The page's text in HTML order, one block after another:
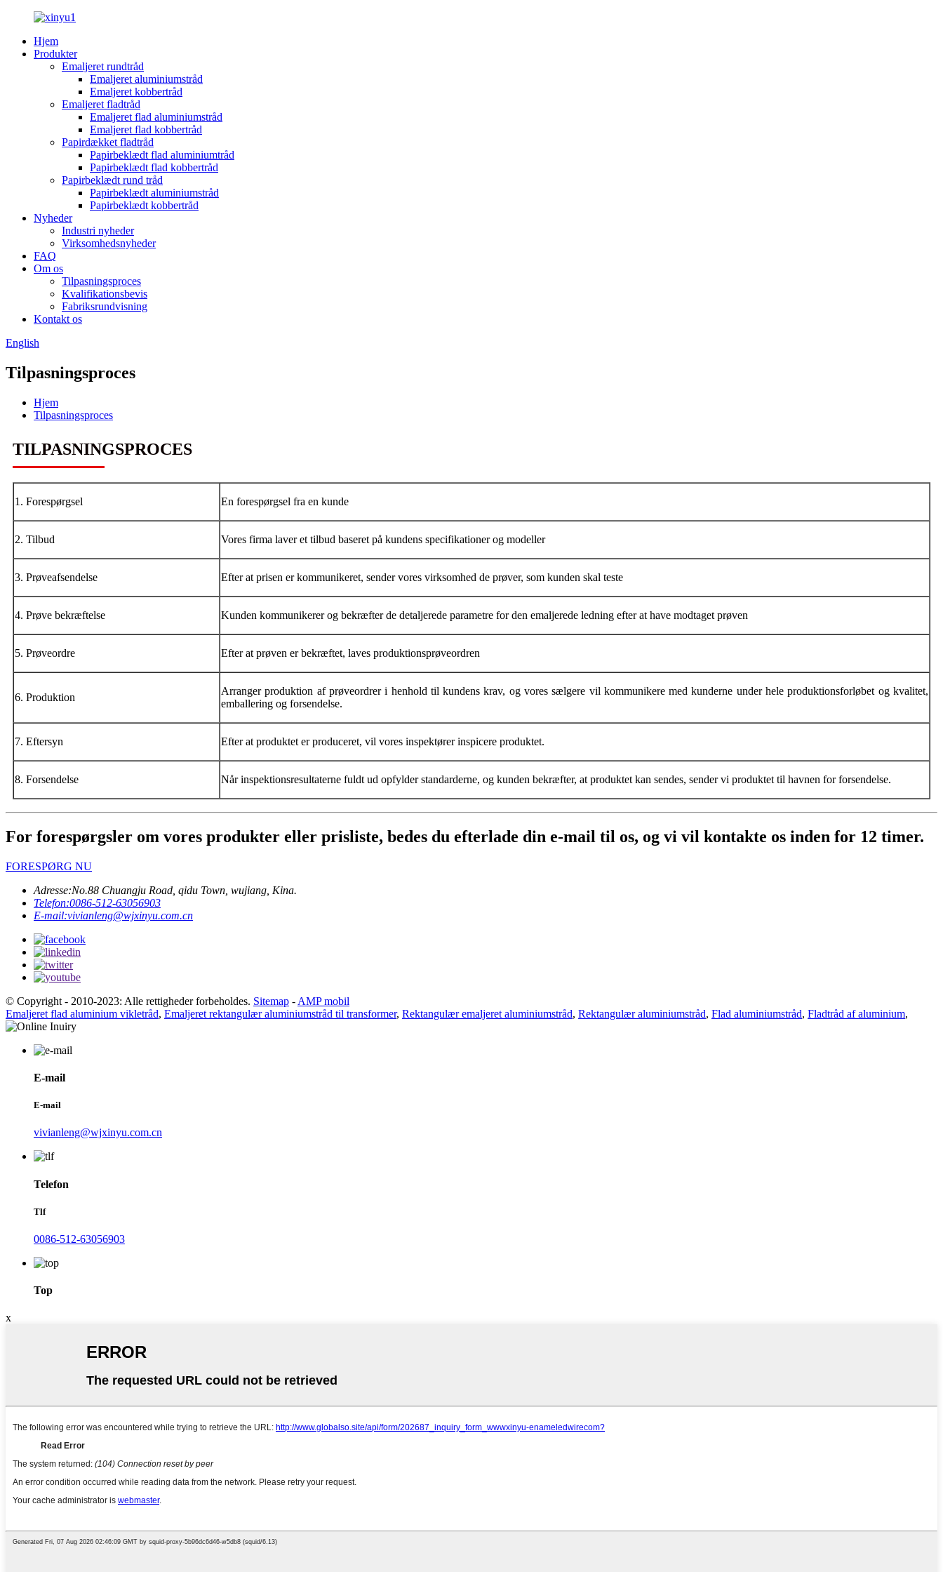
Hjem
Produkter
Emaljeret rundtråd
Emaljeret aluminiumstråd
Emaljeret kobbertråd
Emaljeret fladtråd
Emaljeret flad aluminiumstråd
Emaljeret flad kobbertråd
Papirdækket fladtråd
Papirbeklædt flad aluminiumtråd
Papirbeklædt flad kobbertråd
Papirbeklædt rund tråd
Papirbeklædt aluminiumstråd
Papirbeklædt kobbertråd
Nyheder
Industri nyheder
Virksomhedsnyheder
FAQ
Om os
Tilpasningsproces
Kvalifikationsbevis
Fabriksrundvisning
Kontakt os
English
Tilpasningsproces
Hjem
Tilpasningsproces
TILPASNINGSPROCES
1. Forespørgsel En forespørgsel fra en kunde
2. Tilbud Vores firma laver et tilbud baseret på kundens specifikationer og modeller
3. Prøveafsendelse Efter at prisen er kommunikeret, sender vores virksomhed de prøver, som kunden skal teste
4. Prøve bekræftelse Kunden kommunikerer og bekræfter de detaljerede parametre for den emaljerede ledning efter at have modtaget prøven
5. Prøveordre Efter at prøven er bekræftet, laves produktionsprøveordren
6. Produktion
Arranger produktion af prøveordrer i henhold til kundens krav, og vores sælgere vil kommunikere med kunderne under hele produktionsforløbet og kvalitet,
emballering og forsendelse.
7. Eftersyn Efter at produktet er produceret, vil vores inspektører inspicere produktet.
8. Forsendelse Når inspektionsresultaterne fuldt ud opfylder standarderne, og kunden bekræfter, at produktet kan sendes, sender vi produktet til havnen for forsendelse.
For forespørgsler om vores produkter eller prisliste, bedes du efterlade din e-mail til os, og vi vil kontakte os inden for 12 timer.
FORESPØRG NU
Adresse:No.88 Chuangju Road, qidu Town, wujiang, Kina.
Telefon:0086-512-63056903
E-mail:vivianleng@wjxinyu.com.cn
© Copyright - 2010-2023: Alle rettigheder forbeholdes. Sitemap - AMP mobil
Emaljeret flad aluminium vikletråd, Emaljeret rektangulær aluminiumstråd til transformer, Rektangulær emaljeret aluminiumstråd, Rektangulær aluminiumstråd, Flad aluminiumstråd, Fladtråd af aluminium,
E-mail
E-mail
vivianleng@wjxinyu.com.cn
Telefon
Tlf
0086-512-63056903
Top
x